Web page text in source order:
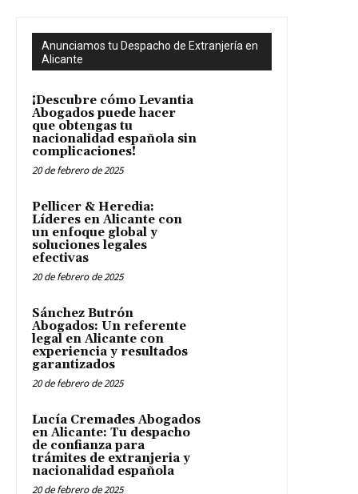
Anunciamos tu Despacho de Extranjería en
Alicante
¡Descubre cómo Levantia
Abogados puede hacer
que obtengas tu
nacionalidad española sin
complicaciones!
20 de febrero de 2025
Pellicer & Heredia:
Líderes en Alicante con
un enfoque global y
soluciones legales
efectivas
20 de febrero de 2025
Sánchez Butrón
Abogados: Un referente
legal en Alicante con
experiencia y resultados
garantizados
20 de febrero de 2025
Lucía Cremades Abogados
en Alicante: Tu despacho
de confianza para
trámites de extranjeria y
nacionalidad española
20 de febrero de 2025